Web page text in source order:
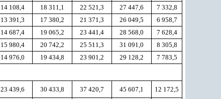
14 108,4 18 311,1 22 521,3 27 447,6
7 332,8
13 391,3 17 380,2 21 371,3 26 049,5
6 958,7
14 687,4 19 065,2 23 441,4 28 568,0
7 628,4
15 980,4 20 742,2 25 511,3 31 091,0
8 305,8
14 976,0 19 434,8 23 901,2 29 128,2
7 783,5
23 439,6 30 433,8 37 420,7 45 607,1 12 172,5